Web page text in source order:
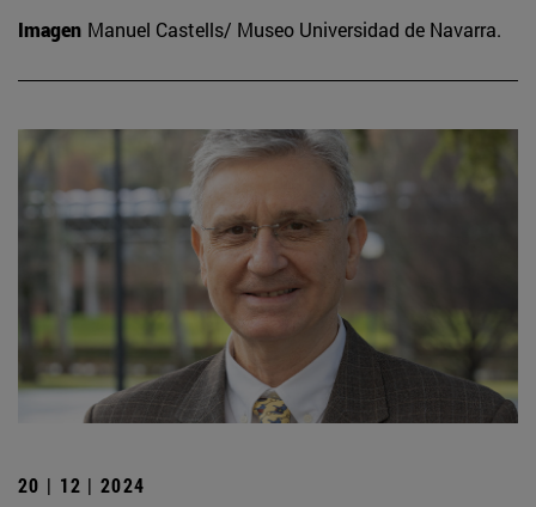
Imagen Manuel Castells/ Museo Universidad de Navarra.
20 | 12 | 2024